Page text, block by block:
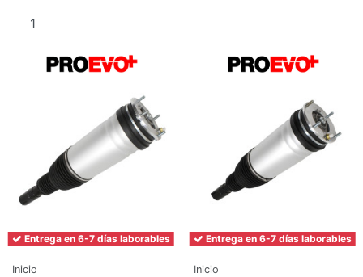
Entrega en 6-7 días laborables
Inicio
Entrega en 6-7 días laborables
Inicio